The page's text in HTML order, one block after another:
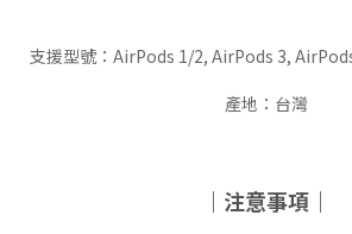
支援型號：AirPods 1/2, AirPods 3,
產地：台灣
｜注意事項｜